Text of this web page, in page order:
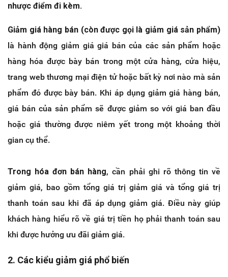
nhược điểm đi kèm.
Giảm giá hàng bán (còn được gọi là giảm giá sản phẩm)
là hành động giảm giá giá bán của các sản phẩm hoặc
hàng hóa được bày bán trong một cửa hàng, cửa hiệu,
trang web thương mại điện tử hoặc bất kỳ nơi nào mà sản
phẩm đó được bày bán. Khi áp dụng giảm giá hàng bán,
giá bán của sản phẩm sẽ được giảm so với giá ban đầu
hoặc giá thường được niêm yết trong một khoảng thời
gian cụ thể.
Trong hóa đơn bán hàng, cần phải ghi rõ thông tin về
giảm giá, bao gồm tổng giá trị giảm giá và tổng giá trị
thanh toán sau khi đã áp dụng giảm giá. Điều này giúp
khách hàng hiểu rõ về giá trị tiền họ phải thanh toán sau
khi được hưởng ưu đãi giảm giá.
2. Các kiểu giảm giá phổ biến